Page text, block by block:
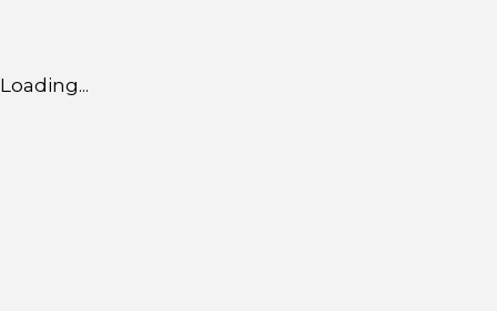
Loading...